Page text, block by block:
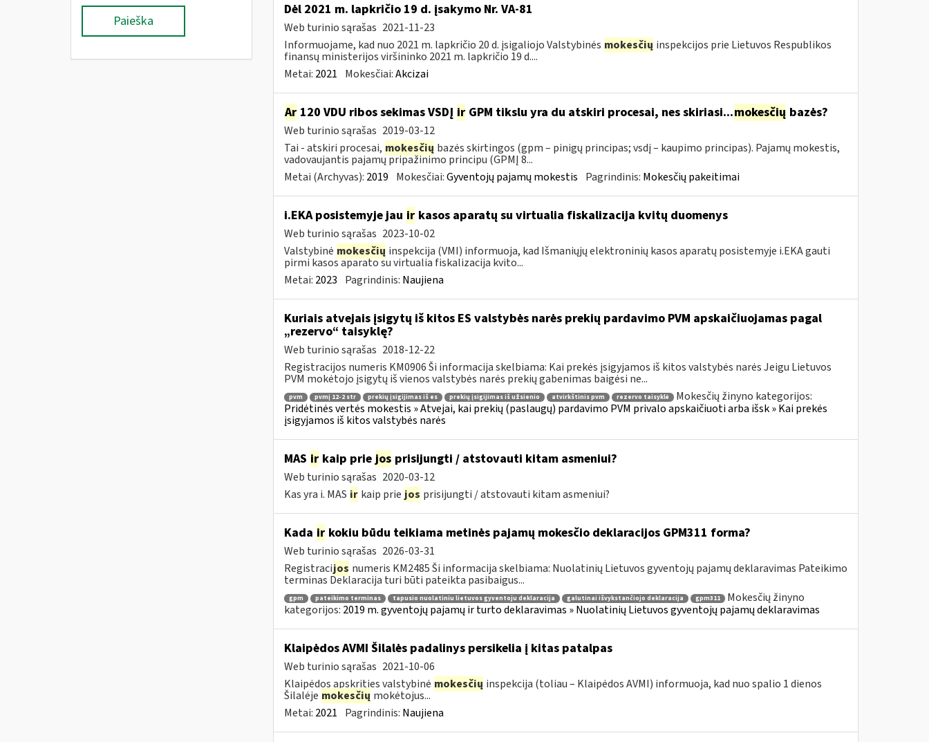
Paieška
Dėl 2021 m. lapkričio 19 d. įsakymo Nr. VA-81
Web turinio sąrašas 2021-11-23
Informuojame, kad nuo 2021 m. lapkričio 20 d. įsigaliojo Valstybinės mokesčių inspekcijos prie Lietuvos Respublikos
finansų ministerijos viršininko 2021 m. lapkričio 19 d....
Metai: 2021 Mokesčiai:Akcizai
Ar120 VDU ribos sekimas VSDĮ irGPM tikslu yra du atskiri procesai, nes skiriasi...mokesčių bazės?
Web turinio sąrašas 2019-03-12
Tai - atskiri procesai, mokesčių bazės skirtingos (gpm – pinigų principas; vsdį – kaupimo principas). Pajamų mokestis,
vadovaujantis pajamų pripažinimo principu (GPMĮ 8...
Metai (Archyvas): 2019 Mokesčiai:Gyventojų pajamų mokestis Pagrindinis: Mokesčių pakeitimai
i.EKA posistemyje jau irkasos aparatų su virtualia fiskalizacija kvitų duomenys
Web turinio sąrašas 2023-10-02
Valstybinė mokesčių inspekcija (VMI) informuoja, kad Išmaniųjų elektroninių kasos aparatų posistemyje i.EKA gauti
pirmi kasos aparato su virtualia fiskalizacija kvito...
Metai: 2023 Pagrindinis: Naujiena
Kuriais atvejais įsigytų iš kitos ES valstybės narės prekių pardavimo PVM apskaičiuojamas pagal
„rezervo“ taisyklę?
Web turinio sąrašas 2018-12-22
Registracijos numeris KM0906 Ši informacija skelbiama: Kai prekės įsigyjamos iš kitos valstybės narės Jeigu Lietuvos
PVM mokėtojo įsigytų iš vienos valstybės narės prekių gabenimas baigėsi ne...
pvm pvmį 12-2 str prekių įsigijimas iš es prekių įsigijimas iš užsienio atvirkštinis pvm rezervo taisyklė
Mokesčių žinyno kategorijos:
Pridėtinės vertės mokestis » Atvejai, kai prekių (paslaugų) pardavimo PVM privalo apskaičiuoti arba išsk » Kai prekės
įsigyjamos iš kitos valstybės narės
MAS irkaip priejos prisijungti / atstovauti kitam asmeniui?
Web turinio sąrašas 2020-03-12
Kas yra i. MAS ir kaip prie jos prisijungti / atstovauti kitam asmeniui?
Kada irkokiu būdu teikiama metinės pajamų mokesčio deklaracijos GPM311 forma?
Web turinio sąrašas 2026-03-31
Registracijos numeris KM2485 Ši informacija skelbiama: Nuolatinių Lietuvos gyventojų pajamų deklaravimas Pateikimo
terminas Deklaracija turi būti pateikta pasibaigus...
gpm pateikimo terminas tapusio nuolatiniu lietuvos gyventoju deklaracija galutinai išvykstančiojo deklaracija gpm311
Mokesčių žinyno
kategorijos: 2019 m. gyventojų pajamų ir turto deklaravimas » Nuolatinių Lietuvos gyventojų pajamų deklaravimas
Klaipėdos AVMI Šilalės padalinys persikelia į kitas patalpas
Web turinio sąrašas 2021-10-06
Klaipėdos apskrities valstybinė mokesčių inspekcija (toliau – Klaipėdos AVMI) informuoja, kad nuo spalio 1 dienos
Šilalėje mokesčių mokėtojus...
Metai: 2021 Pagrindinis: Naujiena